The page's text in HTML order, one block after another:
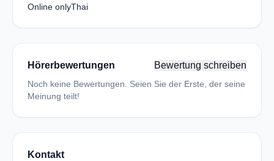
Online onlyThai
Hörerbewertungen Bewertung schreiben
Noch keine Bewertungen. Seien Sie der Erste, der seine
Meinung teilt!
Kontakt